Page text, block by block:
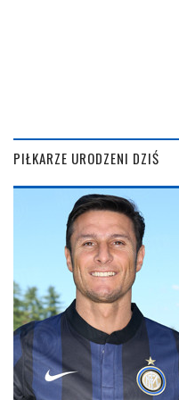
PIŁKARZE URODZENI DZIŚ